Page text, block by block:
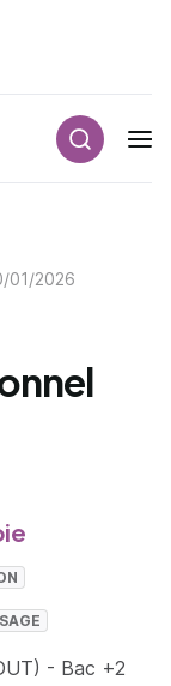
principale
01/2026
- Bac +2